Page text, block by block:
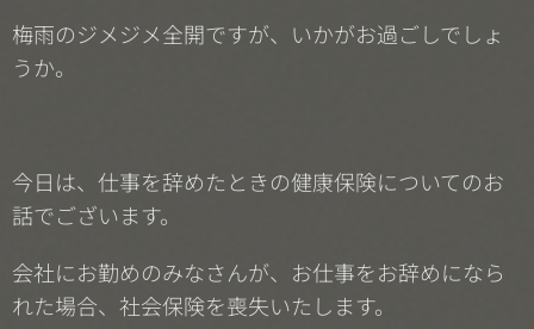
梅雨のジメジメ全開ですが、いかがお過ごしでしょ
うか。
今日は、仕事を辞めたときの健康保険についてのお
話でございます。
会社にお勤めのみなさんが、お仕事をお辞めになら
れた場合、社会保険を喪失いたします。